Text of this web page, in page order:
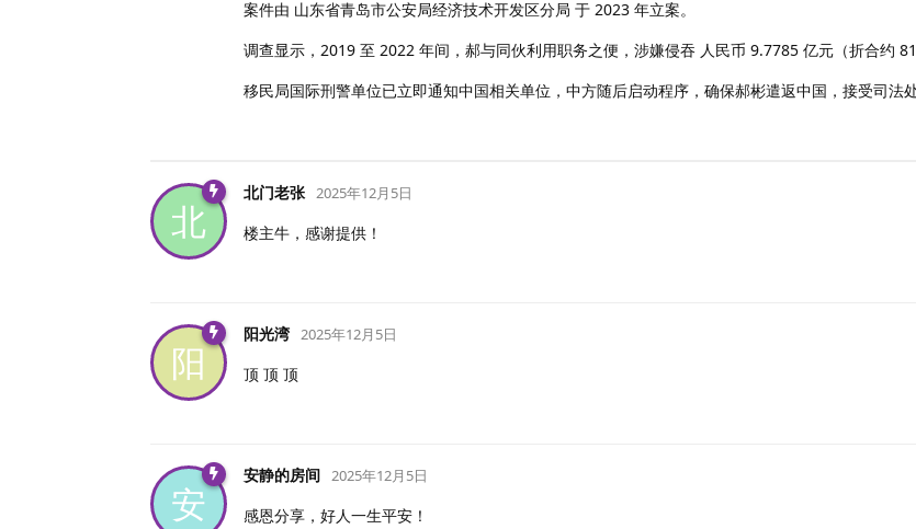
案件由 山东省青岛市公安局经济技术开发区分局 于 2023 年立案。
调查显示，2019 至 2022 年间，郝与同伙利用职务之便，涉嫌侵吞 人民币 9.7785 亿元（折合约 81
移民局国际刑警单位已立即通知中国相关单位，中方随后启动程序，确保郝彬遣返中国，接受司法处
北
北门老张 2025年12月5日
楼主牛，感谢提供！
阳
阳光湾 2025年12月5日
顶 顶 顶
安
安静的房间 2025年12月5日
感恩分享，好人一生平安！